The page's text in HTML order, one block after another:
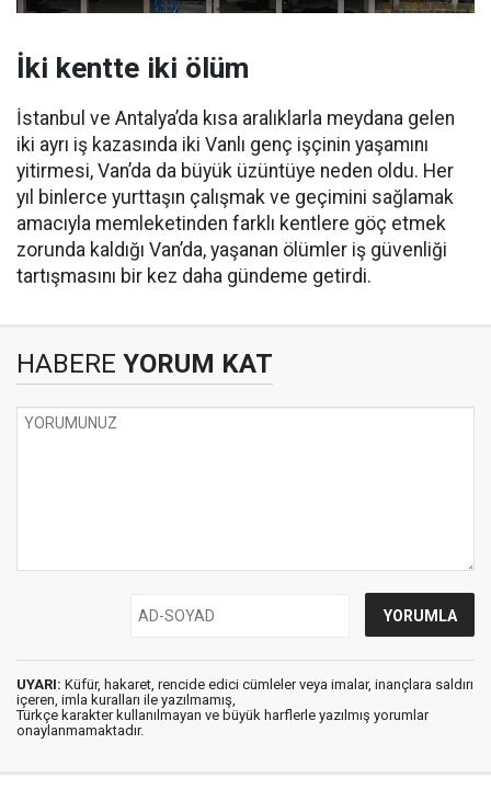
İki kentte iki ölüm
İstanbul ve Antalya’da kısa aralıklarla meydana gelen
iki ayrı iş kazasında iki Vanlı genç işçinin yaşamını
yitirmesi, Van’da da büyük üzüntüye neden oldu. Her
yıl binlerce yurttaşın çalışmak ve geçimini sağlamak
amacıyla memleketinden farklı kentlere göç etmek
zorunda kaldığı Van’da, yaşanan ölümler iş güvenliği
tartışmasını bir kez daha gündeme getirdi.
HABERE YORUM KAT
UYARI: Küfür, hakaret, rencide edici cümleler veya imalar, inançlara saldırı
içeren, imla kuralları ile yazılmamış,
Türkçe karakter kullanılmayan ve büyük harflerle yazılmış yorumlar
onaylanmamaktadır.